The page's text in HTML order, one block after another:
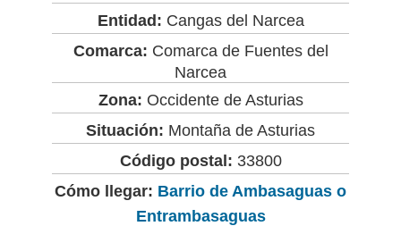
Entidad: Cangas del Narcea
Comarca: Comarca de Fuentes del
Narcea
Zona: Occidente de Asturias
Situación: Montaña de Asturias
Código postal: 33800
Cómo llegar: Barrio de Ambasaguas o
Entrambasaguas